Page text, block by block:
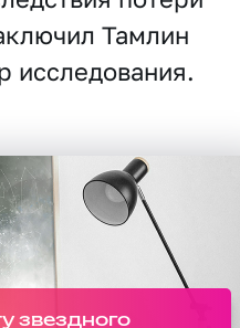
Тамлин
исследования.
звездного